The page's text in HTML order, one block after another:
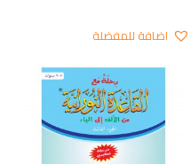
اضافة للمفضلة